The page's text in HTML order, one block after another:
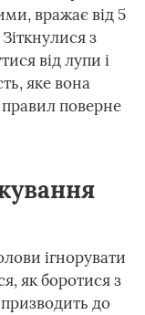
вражає від 5
з
від лупи і
яке вона
поверне
ігнорувати
як боротися з
до